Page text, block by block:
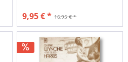
16,95 € *
9,95 € *